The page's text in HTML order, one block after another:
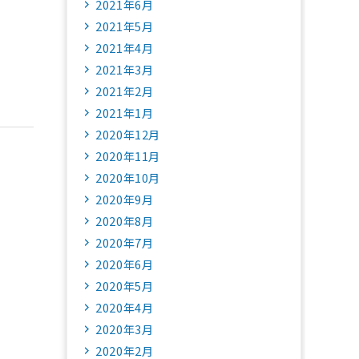
2021年6月
2021年5月
2021年4月
2021年3月
2021年2月
2021年1月
2020年12月
2020年11月
2020年10月
2020年9月
2020年8月
2020年7月
2020年6月
2020年5月
2020年4月
2020年3月
2020年2月